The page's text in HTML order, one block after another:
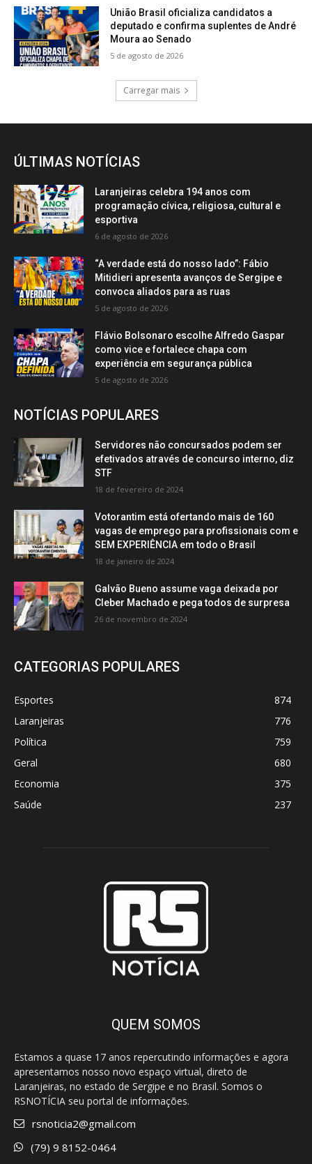
União Brasil oficializa candidatos a
deputado e confirma suplentes de André
Moura ao Senado
5 de agosto de 2026
Carregar mais
ÚLTIMAS NOTÍCIAS
Laranjeiras celebra 194 anos com
programação cívica, religiosa, cultural e
esportiva
6 de agosto de 2026
“A verdade está do nosso lado”: Fábio
Mitidieri apresenta avanços de Sergipe e
convoca aliados para as ruas
5 de agosto de 2026
Flávio Bolsonaro escolhe Alfredo Gaspar
como vice e fortalece chapa com
experiência em segurança pública
5 de agosto de 2026
NOTÍCIAS POPULARES
Servidores não concursados podem ser
efetivados através de concurso interno, diz
STF
18 de fevereiro de 2024
Votorantim está ofertando mais de 160
vagas de emprego para profissionais com e
SEM EXPERIÊNCIA em todo o Brasil
18 de janeiro de 2024
Galvão Bueno assume vaga deixada por
Cleber Machado e pega todos de surpresa
26 de novembro de 2024
CATEGORIAS POPULARES
Esportes
874
Laranjeiras
776
Política
759
Geral
680
Economia
375
Saúde
237
QUEM SOMOS
Estamos a quase 17 anos repercutindo informações e agora
apresentamos nosso novo espaço virtual, direto de
Laranjeiras, no estado de Sergipe e no Brasil. Somos o
RSNOTÍCIA seu portal de informações.
rsnoticia2@gmail.com
(79) 9 8152-0464